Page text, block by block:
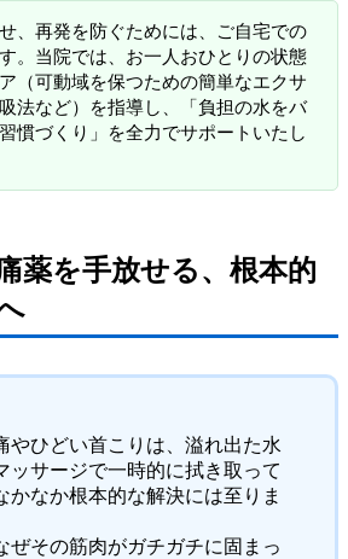
、再発を防ぐためには、ご自宅での
。当院では、お一人おひとりの状態
（可動域を保つための簡単なエクサ
法など）を指導し、「負担の水をバ
慣づくり」を全力でサポートいたし
薬を手放せる、根本的
やひどい首こりは、溢れ出た水
ッサージで一時的に拭き取って
かなか根本的な解決には至りま
ぜその筋肉がガチガチに固まっ